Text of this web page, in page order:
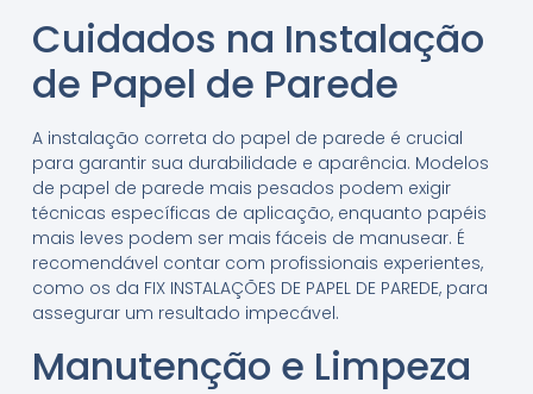
Cuidados na Instalação
de Papel de Parede
A instalação correta do papel de parede é crucial
para garantir sua durabilidade e aparência. Modelos
de papel de parede mais pesados podem exigir
técnicas específicas de aplicação, enquanto papéis
mais leves podem ser mais fáceis de manusear. É
recomendável contar com profissionais experientes,
como os da FIX INSTALAÇÕES DE PAPEL DE PAREDE, para
assegurar um resultado impecável.
Manutenção e Limpeza